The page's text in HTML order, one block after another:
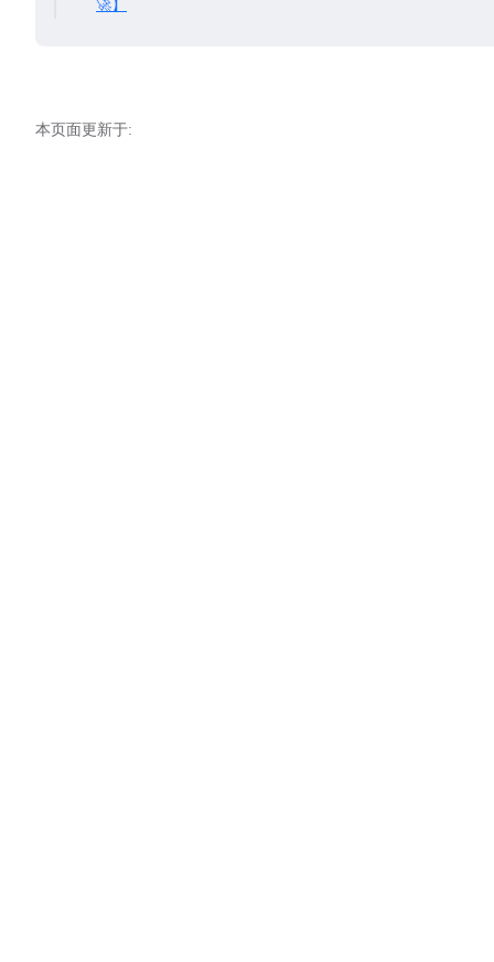
🚀】
本页面更新于: